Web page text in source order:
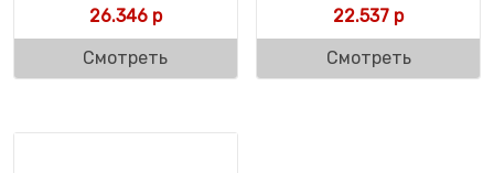
26.346р
Смотреть
22.537 р
Смотреть